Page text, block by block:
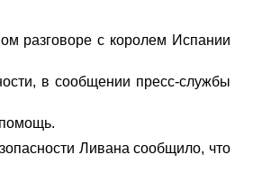
разговоре с королем Испании
в сообщении пресс-службы
Ливана сообщило, что